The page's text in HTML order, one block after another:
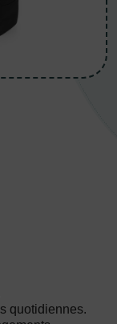
quotidiennes.